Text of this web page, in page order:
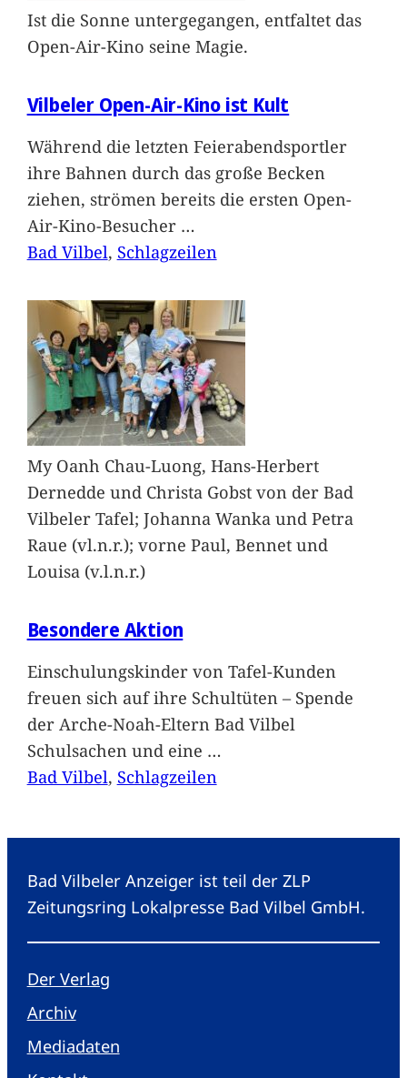
Ist die Sonne untergegangen, entfaltet das
Open-Air-Kino seine Magie.
Vilbeler Open-Air-Kino ist Kult
Während die letzten Feierabendsportler
ihre Bahnen durch das große Becken
ziehen, strömen bereits die ersten Open-
Air-Kino-Besucher …
Bad Vilbel, Schlagzeilen
My Oanh Chau-Luong, Hans-Herbert
Dernedde und Christa Gobst von der Bad
Vilbeler Tafel; Johanna Wanka und Petra
Raue (vl.n.r.); vorne Paul, Bennet und
Louisa (v.l.n.r.)
Besondere Aktion
Einschulungskinder von Tafel-Kunden
freuen sich auf ihre Schultüten – Spende
der Arche-Noah-Eltern Bad Vilbel
Schulsachen und eine …
Bad Vilbel, Schlagzeilen
Bad Vilbeler Anzeiger ist teil der ZLP
Zeitungsring Lokalpresse Bad Vilbel GmbH.
Der Verlag
Archiv
Mediadaten